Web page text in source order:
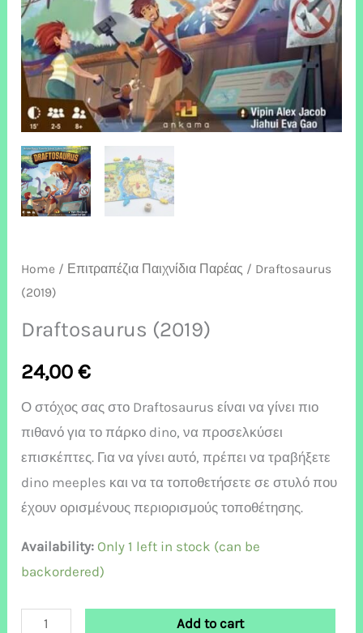
Home / Επιτραπέζια Παιχνίδια Παρέας / Draftosaurus
(2019)
Draftosaurus (2019)
24,00€
Ο στόχος σας στο Draftosaurus είναι να γίνει πιο
πιθανό για το πάρκο dino, να προσελκύσει
επισκέπτες. Για να γίνει αυτό, πρέπει να τραβήξετε
dino meeples και να τα τοποθετήσετε σε στυλό που
έχουν ορισμένους περιορισμούς τοποθέτησης.
Availability: Only 1 left in stock (can be
backordered)
Add to cart